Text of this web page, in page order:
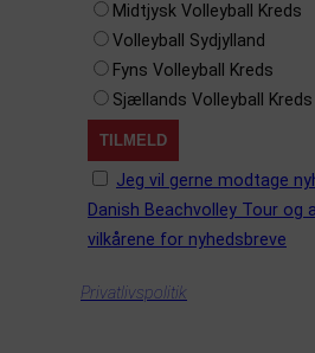
Midtjysk Volleyball Kreds
Volleyball Sydjylland
Fyns Volleyball Kreds
Sjællands Volleyball Kreds
Jeg vil gerne modtage
Danish Beachvolley Tour og
vilkårene for nyhedsbreve
Privatlivspolitik